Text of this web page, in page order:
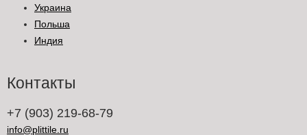
Украина
Польша
Индия
Контакты
+7 (903) 219-68-79
info@plittile.ru